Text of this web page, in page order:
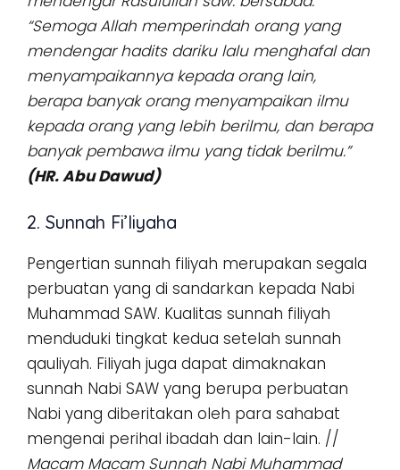
“Semoga Allah memperindah orang yang
mendengar hadits dariku lalu menghafal dan
menyampaikannya kepada orang lain,
berapa banyak orang menyampaikan ilmu
kepada orang yang lebih berilmu, dan berapa
banyak pembawa ilmu yang tidak berilmu.”
(HR. Abu Dawud)
2. Sunnah Fi’liyaha
Pengertian sunnah filiyah merupakan segala
perbuatan yang di sandarkan kepada Nabi
Muhammad SAW. Kualitas sunnah filiyah
menduduki tingkat kedua setelah sunnah
qauliyah. Filiyah juga dapat dimaknakan
sunnah Nabi SAW yang berupa perbuatan
Nabi yang diberitakan oleh para sahabat
mengenai perihal ibadah dan lain-lain. //
Macam Macam Sunnah Nabi Muhammad